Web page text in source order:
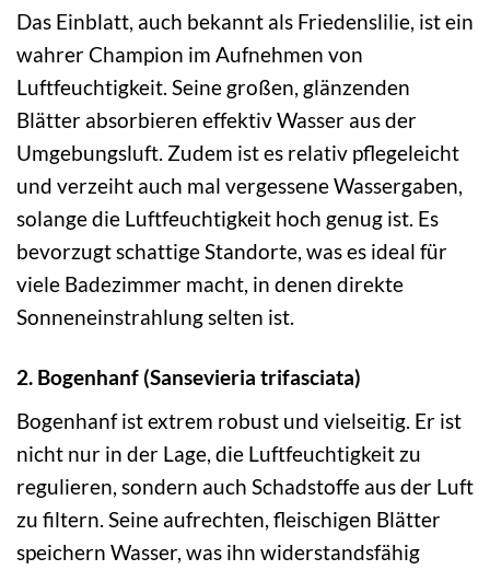
Das Einblatt, auch bekannt als Friedenslilie, ist ein
wahrer Champion im Aufnehmen von
Luftfeuchtigkeit. Seine großen, glänzenden
Blätter absorbieren effektiv Wasser aus der
Umgebungsluft. Zudem ist es relativ pflegeleicht
und verzeiht auch mal vergessene Wassergaben,
solange die Luftfeuchtigkeit hoch genug ist. Es
bevorzugt schattige Standorte, was es ideal für
viele Badezimmer macht, in denen direkte
Sonneneinstrahlung selten ist.
2. Bogenhanf (Sansevieria trifasciata)
Bogenhanf ist extrem robust und vielseitig. Er ist
nicht nur in der Lage, die Luftfeuchtigkeit zu
regulieren, sondern auch Schadstoffe aus der Luft
zu filtern. Seine aufrechten, fleischigen Blätter
speichern Wasser, was ihn widerstandsfähig